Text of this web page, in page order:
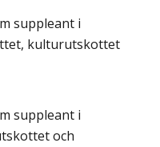
suppleant i
kulturutskottet
suppleant i
och